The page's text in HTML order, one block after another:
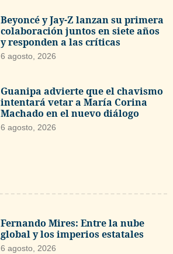
Beyoncé y Jay-Z lanzan su primera
colaboración juntos en siete años
y responden a las críticas
6 agosto, 2026
Guanipa advierte que el chavismo
intentará vetar a María Corina
Machado en el nuevo diálogo
6 agosto, 2026
Fernando Mires: Entre la nube
global y los imperios estatales
6 agosto, 2026